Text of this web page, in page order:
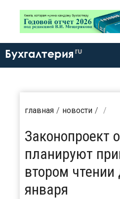
Бухгалтерия ru
главная новости
Законопроект
планируют
втором чтении
января